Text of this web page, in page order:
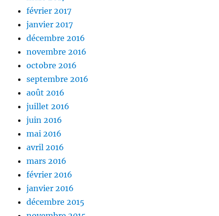
février 2017
janvier 2017
décembre 2016
novembre 2016
octobre 2016
septembre 2016
août 2016
juillet 2016
juin 2016
mai 2016
avril 2016
mars 2016
février 2016
janvier 2016
décembre 2015